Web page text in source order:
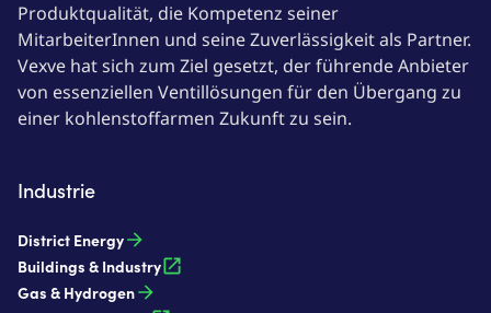
Produktqualität, die Kompetenz seiner
MitarbeiterInnen und seine Zuverlässigkeit als Partner.
Vexve hat sich zum Ziel gesetzt, der führende Anbieter
von essenziellen Ventillösungen für den Übergang zu
einer kohlenstoffarmen Zukunft zu sein.
Industrie
District Energy
Buildings & Industry
Gas & Hydrogen